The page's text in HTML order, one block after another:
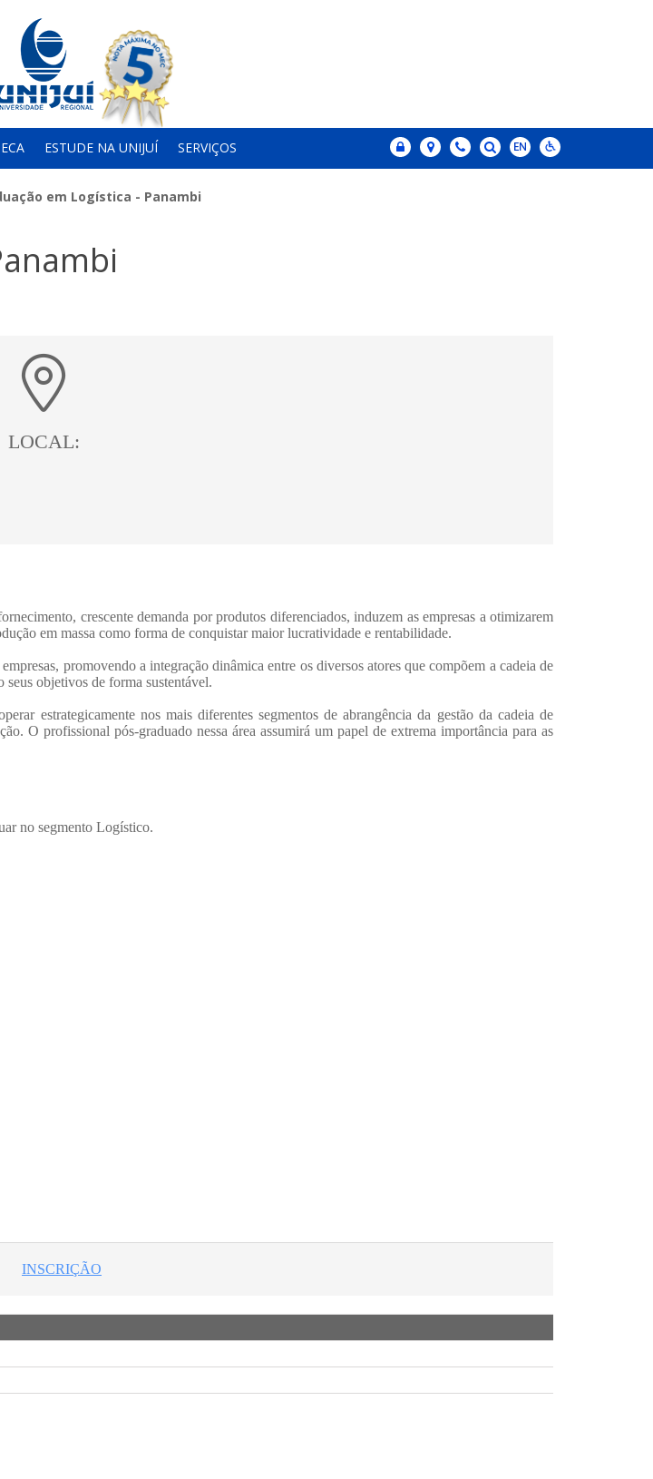
ESTUDE NA UNIJUÍ SERVIÇOS
em Logística - Panambi